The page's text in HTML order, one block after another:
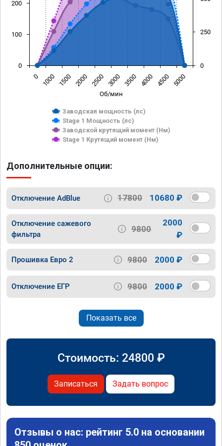
Об/мин
Заводская мощность (лс)
Stage 1 Мощность (лс)
Заводской крутящий момент (Нм)
Stage 1 Крутящий момент (Нм)
0 1000 1500 2000 2500 3000 3500 4000 4500 5000
0
100
200
0
250
Дополнительные опции:
Отключение AdBlue 17800 10680 ₽
Отключение сажевого
фильтра
9800
2000
₽
Прошивка Евро 2 9800 2000 ₽
Отключение ЕГР 9800 2000 ₽
Показать все
Стоимость: 24800 ₽
Записаться Задать вопрос
Отзывы о нас: рейтинг 5.0 на основании